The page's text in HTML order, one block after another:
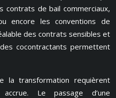
contrats de bail commerciaux,
encore les conventions de
des contrats sensibles et
cocontractants permettent
la transformation requièrent
Le passage d’une